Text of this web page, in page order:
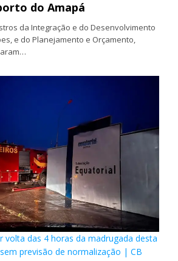
do Amapá
da Integração e do Desenvolvimento
e do Planejamento e Orçamento,
volta das 4 horas da madrugada desta
previsão de normalização | CB